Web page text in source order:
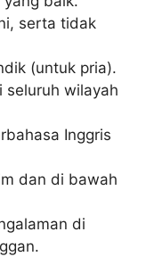
serta tidak
(untuk pria).
seluruh wilayah
Inggris
dan di bawah
di